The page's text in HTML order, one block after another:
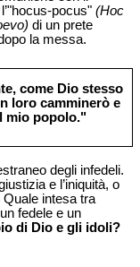
pocus" (Hoc
di un prete
la messa.
come Dio stesso
loro camminerò e
mio popolo."
degli infedeli.
e l’iniquità, o
Quale intesa tra
fedele e un
di Dio e gli idoli?